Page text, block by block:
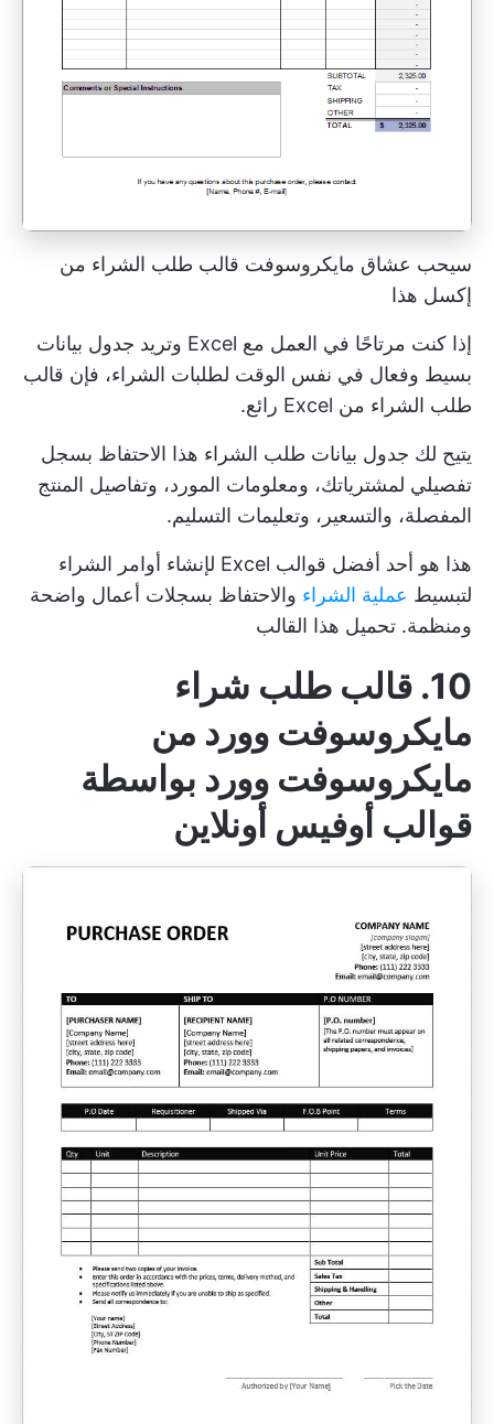
سيحب عشاق مايكروسوفت قالب طلب الشراء من
إكسل هذا
إذا كنت مرتاحًا في العمل مع Excel وتريد جدول بيانات
بسيط وفعال في نفس الوقت لطلبات الشراء، فإن قالب
طلب الشراء من Excel رائع.
يتيح لك جدول بيانات طلب الشراء هذا الاحتفاظ بسجل
تفصيلي لمشترياتك، ومعلومات المورد، وتفاصيل المنتج
المفصلة، والتسعير، وتعليمات التسليم.
هذا هو أحد أفضل قوالب Excel لإنشاء أوامر الشراء
لتبسيط عملية الشراء والاحتفاظ بسجلات أعمال واضحة
ومنظمة. تحميل هذا القالب
10. قالب طلب شراء
مايكروسوفت وورد من
مايكروسوفت وورد بواسطة
قوالب أوفيس أونلاين